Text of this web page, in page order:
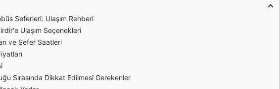
Seferleri: Ulaşım Rehberi
Ulaşım Seçenekleri
ve Sefer Saatleri
Sırasında Dikkat Edilmesi Gerekenler